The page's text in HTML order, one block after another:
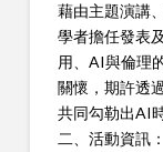
藉由主題演講
學者擔任發表
用、AI與倫理
關懷，期許透
共同勾勒出AI
二
、活動資訊：